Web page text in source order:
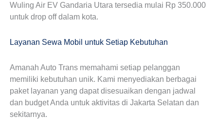
Wuling Air EV Gandaria Utara tersedia mulai Rp 350.000
untuk drop off dalam kota.
Layanan Sewa Mobil untuk Setiap Kebutuhan
Amanah Auto Trans memahami setiap pelanggan
memiliki kebutuhan unik. Kami menyediakan berbagai
paket layanan yang dapat disesuaikan dengan jadwal
dan budget Anda untuk aktivitas di Jakarta Selatan dan
sekitarnya.